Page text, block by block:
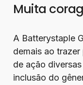
Muita
A Batterystaple
demais ao
de ação
inclusão do